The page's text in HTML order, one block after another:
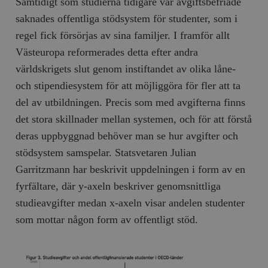
saknades offentliga stödsystem för studenter, som i
regel fick försörjas av sina familjer. I framför allt
Västeuropa reformerades detta efter andra
världskrigets slut genom instiftandet av olika låne-
och stipendiesystem för att möjliggöra för fler att ta
del av utbildningen. Precis som med avgifterna finns
det stora skillnader mellan systemen, och för att förstå
deras uppbyggnad behöver man se hur avgifter och
stödsystem samspelar. Statsvetaren Julian
Garritzmann har beskrivit uppdelningen i form av en
fyrfältare, där y-axeln beskriver genomsnittliga
studieavgifter medan x-axeln visar andelen studenter
som mottar någon form av offentligt stöd.
/ Domän
woocommerce_cart_hash
Automattic
Inc.
timbro.se
_hjFirstSeen
.timbro.se
woocommerce_items_in_cart
Automattic
Inc.
wp_woocommerce_session_[abcdef0123456789]